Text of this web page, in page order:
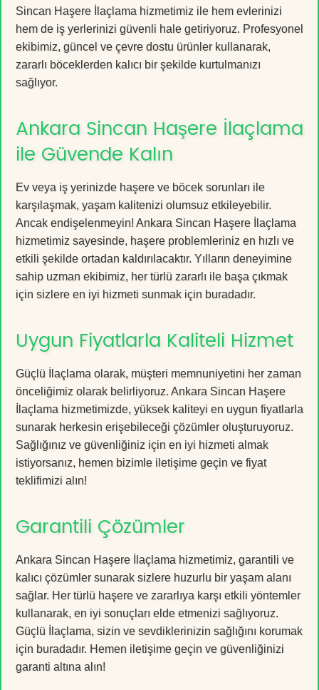
Sincan Haşere İlaçlama hizmetimiz ile hem evlerinizi
hem de iş yerlerinizi güvenli hale getiriyoruz. Profesyonel
ekibimiz, güncel ve çevre dostu ürünler kullanarak,
zararlı böceklerden kalıcı bir şekilde kurtulmanızı
sağlıyor.
Ankara Sincan Haşere İlaçlama
ile Güvende Kalın
Ev veya iş yerinizde haşere ve böcek sorunları ile
karşılaşmak, yaşam kalitenizi olumsuz etkileyebilir.
Ancak endişelenmeyin! Ankara Sincan Haşere İlaçlama
hizmetimiz sayesinde, haşere problemleriniz en hızlı ve
etkili şekilde ortadan kaldırılacaktır. Yılların deneyimine
sahip uzman ekibimiz, her türlü zararlı ile başa çıkmak
için sizlere en iyi hizmeti sunmak için buradadır.
Uygun Fiyatlarla Kaliteli Hizmet
Güçlü İlaçlama olarak, müşteri memnuniyetini her zaman
önceliğimiz olarak belirliyoruz. Ankara Sincan Haşere
İlaçlama hizmetimizde, yüksek kaliteyi en uygun fiyatlarla
sunarak herkesin erişebileceği çözümler oluşturuyoruz.
Sağlığınız ve güvenliğiniz için en iyi hizmeti almak
istiyorsanız, hemen bizimle iletişime geçin ve fiyat
teklifimizi alın!
Garantili Çözümler
Ankara Sincan Haşere İlaçlama hizmetimiz, garantili ve
kalıcı çözümler sunarak sizlere huzurlu bir yaşam alanı
sağlar. Her türlü haşere ve zararlıya karşı etkili yöntemler
kullanarak, en iyi sonuçları elde etmenizi sağlıyoruz.
Güçlü İlaçlama, sizin ve sevdiklerinizin sağlığını korumak
için buradadır. Hemen iletişime geçin ve güvenliğinizi
garanti altına alın!